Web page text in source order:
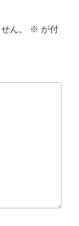
ん。 ※ が付